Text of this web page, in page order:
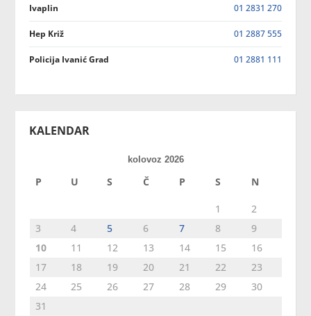
Ivaplin 01 2831 270
Hep Križ 01 2887 555
Policija Ivanić Grad 01 2881 111
KALENDAR
kolovoz 2026
P U S Č P S N
1
2
3
4 5 6 7 8
9
10
11 12 13 14 15
16
17
18 19 20 21 22
23
24
25 26 27 28 29
30
31